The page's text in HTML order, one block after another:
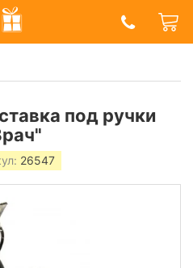
Prazdnik
под ручки
26547